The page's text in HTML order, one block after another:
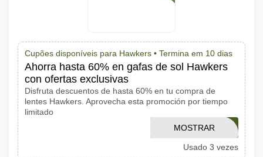
Cupões disponíveis para Hawkers • Termina em 10 dias
Ahorra hasta 60% en gafas de sol Hawkers
con ofertas exclusivas
Disfruta descuentos de hasta 60% en tu compra de
lentes Hawkers. Aprovecha esta promoción por tiempo
limitado
15HAWKERS
MOSTRAR
CÓDIGO
Usado 3 vezes